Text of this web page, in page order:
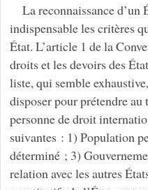
La reconnaissance
indispensable les critères
État. L’article 1 de la
droits et les devoirs des
liste, qui semble
disposer pour prétendre
personne de droit
suivantes : 1) Population
déterminé ; 3)
relation avec les autres